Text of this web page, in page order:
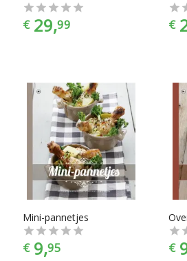
€ 29,99 €
Mini-pannetjes
€ 9,95 €